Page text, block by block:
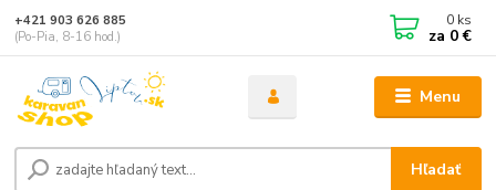
Menu
Hľadať
+421 903 626 885
(Po-Pia, 8-16 hod.)
0 ks
za 0 €